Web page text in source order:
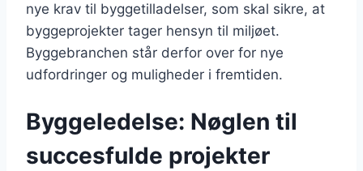
nye krav til byggetilladelser, som skal sikre, at
byggeprojekter tager hensyn til miljøet.
Byggebranchen står derfor over for nye
udfordringer og muligheder i fremtiden.
Byggeledelse: Nøglen til
succesfulde projekter